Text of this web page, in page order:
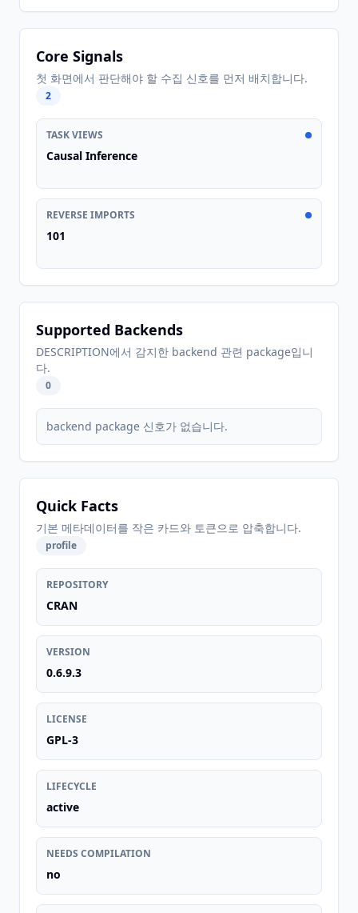
Core Signals
첫 화면에서 판단해야 할 수집 신호를 먼저 배치합니다.
2
TASK VIEWS
Causal Inference
REVERSE IMPORTS
101
Supported Backends
DESCRIPTION에서 감지한 backend 관련 package입니
다.
0
backend package 신호가 없습니다.
Quick Facts
기본 메타데이터를 작은 카드와 토큰으로 압축합니다.
profile
REPOSITORY
CRAN
VERSION
0.6.9.3
LICENSE
GPL-3
LIFECYCLE
active
NEEDS COMPILATION
no